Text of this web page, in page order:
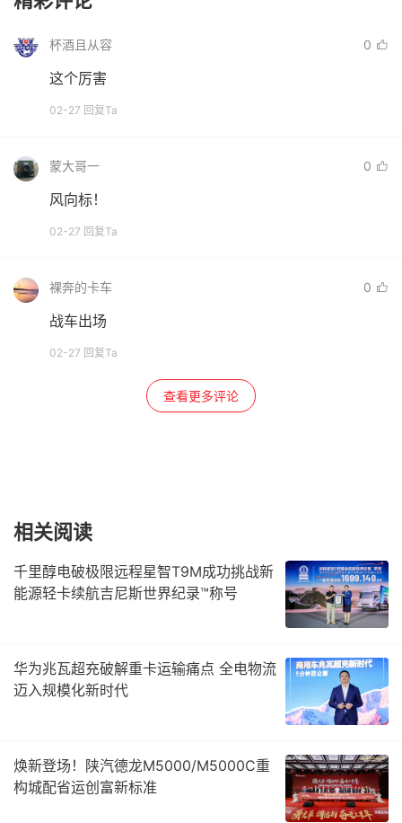
杯酒且从容 0
这个厉害
02-27 回复Ta
蒙大哥一 0
风向标！
02-27 回复Ta
裸奔的卡车 0
战车出场
02-27 回复Ta
查看更多评论
相关阅读
千里醇电破极限远程星智T9M成功挑战新
能源轻卡续航吉尼斯世界纪录™称号
华为兆瓦超充破解重卡运输痛点 全电物流
迈入规模化新时代
焕新登场！陕汽德龙M5000/M5000C重
构城配省运创富新标准